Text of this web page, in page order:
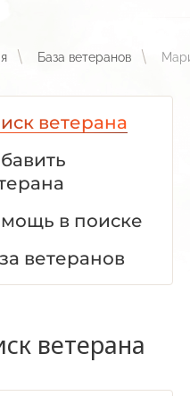
База ветеранов
ветерана
в поиске
ветеранов
ветерана